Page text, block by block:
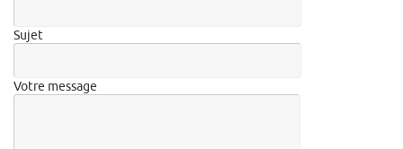
Sujet
Votre message